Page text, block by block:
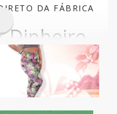
DA FÁBRICA
Dinheiro
Roupas
Uma
Alto